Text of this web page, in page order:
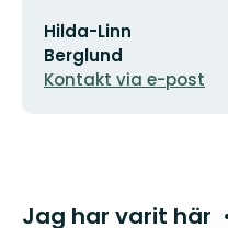
postadress
Hilda-Linn
Berglund
Kontakt via e-post
Jag har varit här